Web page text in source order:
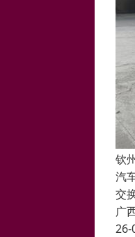
钦
汽
交
广
26-